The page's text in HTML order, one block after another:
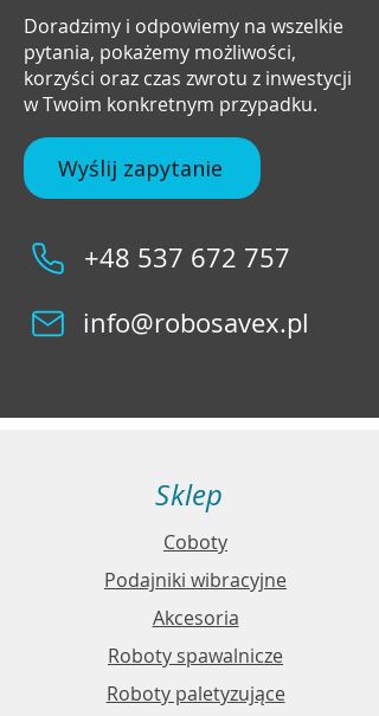
Doradzimy i odpowiemy na wszelkie
pytania, pokażemy możliwości,
korzyści oraz czas zwrotu z inwestycji
w Twoim konkretnym przypadku.
Wyślij zapytanie
+48 537 672 757
info@robosavex.pl
Sklep
Coboty
Podajniki wibracyjne
Akcesoria
Roboty spawalnicze
Roboty paletyzujące